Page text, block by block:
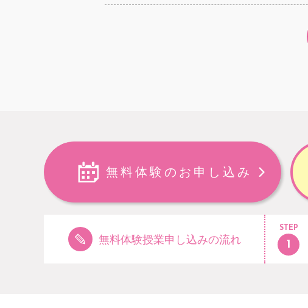
無料体験のお申し込み
無料体験授業申し込みの流れ
STEP